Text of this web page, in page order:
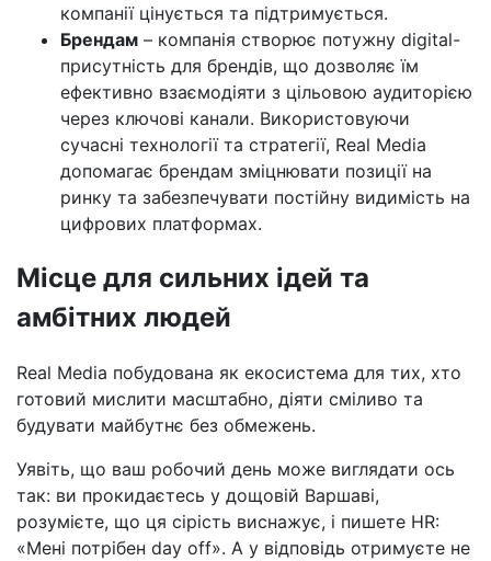
компанії цінується та підтримується.
Брендам – компанія створює потужну digital-
присутність для брендів, що дозволяє їм
ефективно взаємодіяти з цільовою аудиторією
через ключові канали. Використовуючи
сучасні технології та стратегії, Real Media
допомагає брендам зміцнювати позиції на
ринку та забезпечувати постійну видимість на
цифрових платформах.
Місце для сильних ідей та
амбітних людей
Real Media побудована як екосистема для тих, хто
готовий мислити масштабно, діяти сміливо та
будувати майбутнє без обмежень.
Уявіть, що ваш робочий день може виглядати ось
так: ви прокидаєтесь у дощовій Варшаві,
розумієте, що ця сірість виснажує, і пишете HR:
«Мені потрібен day off». А у відповідь отримуєте не